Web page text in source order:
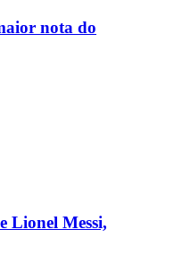
nota do
Lionel Messi,